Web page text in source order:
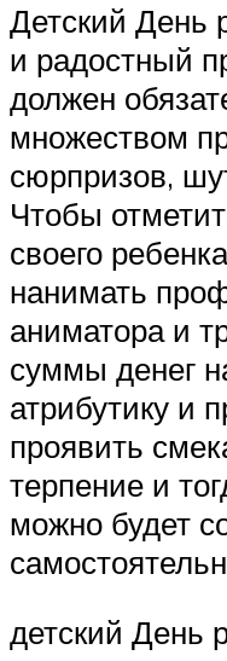
Детский День
и радостный
должен
множеством
сюрпризов,
Чтобы
своего
нанимать
аниматора и
суммы денег
атрибутику и
проявить
терпение и
можно будет
детский День